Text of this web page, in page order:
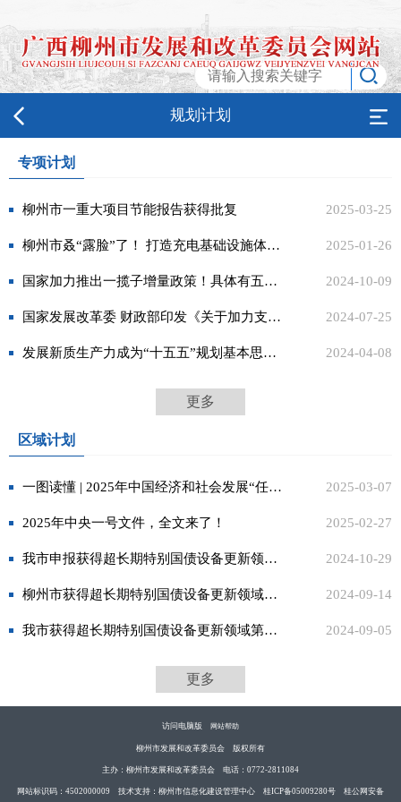
规划计划
专项计划
2025-03-25
柳州市一重大项目节能报告获得批复
2025-01-26
柳州市叒“露脸”了！ 打造充电基础设施体系“全国样板”
2024-10-09
国家加力推出一揽子增量政策！具体有五方面内容
2024-07-25
国家发展改革委 财政部印发《关于加力支持大规模设备更新和消费品以旧换新的若干措施》的通知
2024-04-08
发展新质生产力成为“十五五”规划基本思路研究重点
更多
区域计划
2025-03-07
一图读懂 | 2025年中国经济和社会发展“任务清单”
2025-02-27
2025年中央一号文件，全文来了！
2024-10-29
我市申报获得超长期特别国债设备更新领域项目资金超亿元
2024-09-14
柳州市获得超长期特别国债设备更新领域第一批项目资金4265万元
2024-09-05
我市获得超长期特别国债设备更新领域第一批项目资金4000多万元
更多
访问电脑版 网站帮助
柳州市发展和改革委员会 版权所有
主办：柳州市发展和改革委员会 电话：0772-2811084
网站标识码：4502000009 技术支持：柳州市信息化建设管理中心 桂ICP备05009280号 桂公网安备